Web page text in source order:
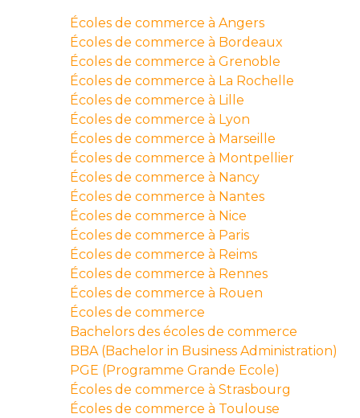
Écoles de commerce à Angers
Écoles de commerce à Bordeaux
Écoles de commerce à Grenoble
Écoles de commerce à La Rochelle
Écoles de commerce à Lille
Écoles de commerce à Lyon
Écoles de commerce à Marseille
Écoles de commerce à Montpellier
Écoles de commerce à Nancy
Écoles de commerce à Nantes
Écoles de commerce à Nice
Écoles de commerce à Paris
Écoles de commerce à Reims
Écoles de commerce à Rennes
Écoles de commerce à Rouen
Écoles de commerce
Bachelors des écoles de commerce
BBA (Bachelor in Business Administration)
PGE (Programme Grande Ecole)
Écoles de commerce à Strasbourg
Écoles de commerce à Toulouse